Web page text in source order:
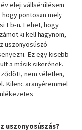
eleji vállsérülésem
pontosan mely
Eb-n. Lehet, hogy
ki kell hagynom,
uszonyosúszó-
Ez egy kisebb
a másik sikerének.
nem véletlen,
Kilenc aranyéremmel
uszonyosúszás?